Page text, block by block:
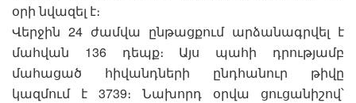
օրի նվազել է։
Վերջին 24 ժամվա ընթացքում արձանագրվել է
մահվան 136 դեպք։ Այս պահի դրությամբ
մահացած հիվանդների ընդհանուր թիվը
կազմում է 3739։ Նախորդ օրվա ցուցանիշով՝